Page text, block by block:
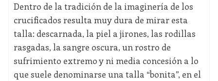
Dentro de la tradición de la imaginería de los
crucificados resulta muy dura de mirar esta
talla: descarnada, la piel a jirones, las rodillas
rasgadas, la sangre oscura, un rostro de
sufrimiento extremo y ni media concesión a lo
que suele denominarse una talla “bonita”, en el